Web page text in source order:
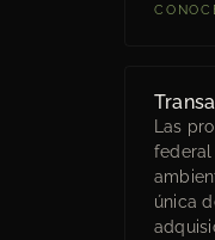
Las
federal
única